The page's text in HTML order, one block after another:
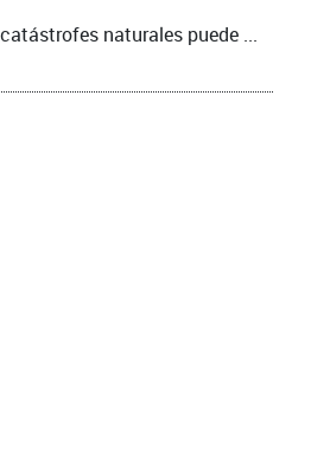
naturales puede ...